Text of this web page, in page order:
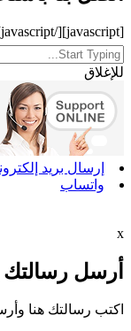
[javascript]
[/javascript]
للإغلاق
إرسال بريد
واتساب
x
أرسل رسالتك
اكتب رسالتك هنا